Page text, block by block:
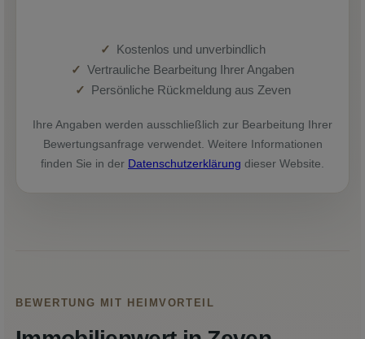
Kostenlos und unverbindlich
Vertrauliche Bearbeitung Ihrer Angaben
Persönliche Rückmeldung aus Zeven
Ihre Angaben werden ausschließlich zur Bearbeitung Ihrer
Bewertungsanfrage verwendet. Weitere Informationen
finden Sie in der Datenschutzerklärung dieser Website.
BEWERTUNG MIT HEIMVORTEIL